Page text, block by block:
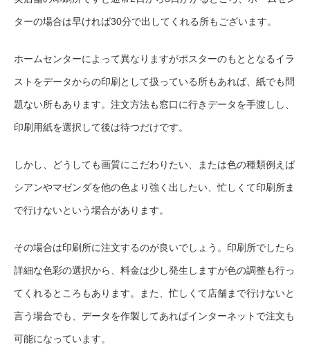
ターの場合は早ければ30分で出してくれる所もございます。
ホームセンターによって異なりますがポスターのもととなるイラ
ストをデータからの印刷として扱っている所もあれば、紙でも問
題ない所もあります。注文方法も窓口に行きデータを手渡しし、
印刷用紙を選択して後は待つだけです。
しかし、どうしても画質にこだわりたい、または色の種類例えば
シアンやマゼンダを他の色より強く出したい、忙しくて印刷所ま
で行けないという場合があります。
その場合は印刷所に注文するのが良いでしょう。印刷所でしたら
詳細な色彩の選択から、料金は少し発生しますが色の調整も行っ
てくれるところもあります。また、忙しくて店舗まで行けないと
言う場合でも、データを作製してあればインターネットで注文も
可能になっています。